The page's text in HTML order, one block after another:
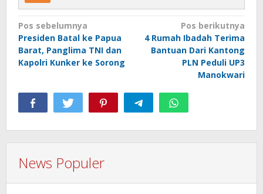
Navigasi
pos
Pos sebelumnya
Presiden Batal ke Papua
Barat, Panglima TNI dan
Kapolri Kunker ke Sorong
Pos berikutnya
4 Rumah Ibadah Terima
Bantuan Dari Kantong
PLN Peduli UP3
Manokwari
News Populer